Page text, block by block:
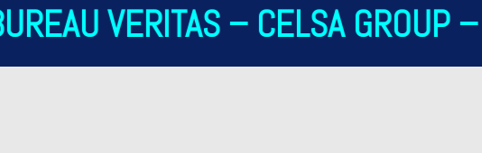
VERITAS – CELSA GROUP